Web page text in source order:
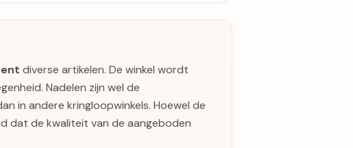
diverse artikelen. De winkel wordt
Nadelen zijn wel de
in andere kringloopwinkels. Hoewel de
dat de kwaliteit van de aangeboden